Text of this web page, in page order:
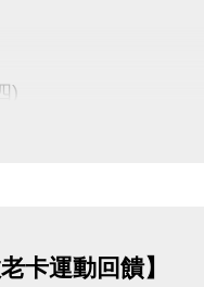
)
news/pageID/1/
卡運動回饋】